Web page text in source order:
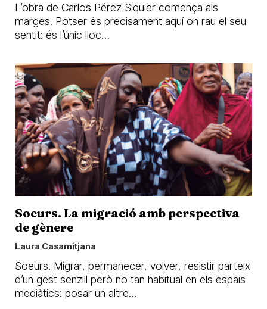
L’obra de Carlos Pérez Siquier comença als
marges. Potser és precisament aquí on rau el seu
sentit: és l’únic lloc…
Soeurs. La migració amb perspectiva
de gènere
Laura Casamitjana
Soeurs. Migrar, permanecer, volver, resistir parteix
d’un gest senzill però no tan habitual en els espais
mediàtics: posar un altre…